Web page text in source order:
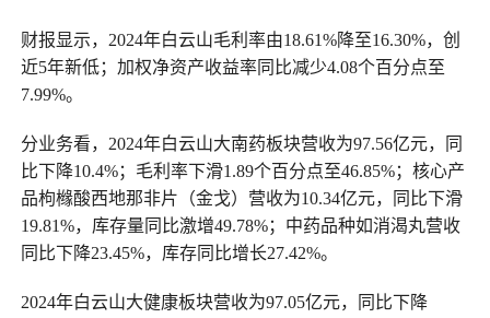
财报显示，2024年白云山毛利率由18.61%降至16.30%，创
近5年新低；加权净资产收益率同比减少4.08个百分点至
7.99%。
分业务看，2024年白云山大南药板块营收为97.56亿元，同
比下降10.4%；毛利率下滑1.89个百分点至46.85%；核心产
品枸橼酸西地那非片（金戈）营收为10.34亿元，同比下滑
19.81%，库存量同比激增49.78%；中药品种如消渴丸营收
同比下降23.45%，库存同比增长27.42%。
2024年白云山大健康板块营收为97.05亿元，同比下降